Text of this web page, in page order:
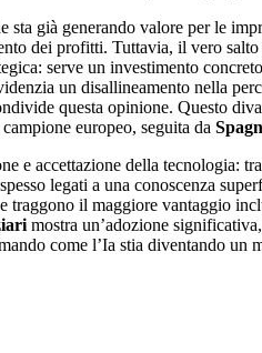
già generando valore per le
dei profitti. Tuttavia, il vero
serve un investimento
un disallineamento nella
questa opinione. Questo
europeo, seguita da
e accettazione della tecnologia:
legati a una conoscenza
il maggiore vantaggio
mostra un’adozione
come l’Ia stia diventando